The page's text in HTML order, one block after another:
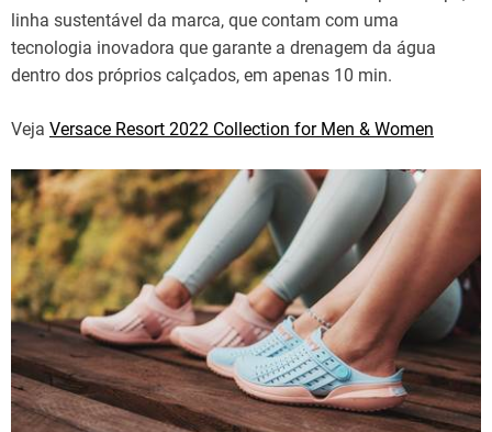
linha sustentável da marca, que contam com uma
tecnologia inovadora que garante a drenagem da água
dentro dos próprios calçados, em apenas 10 min.
Veja Versace Resort 2022 Collection for Men & Women